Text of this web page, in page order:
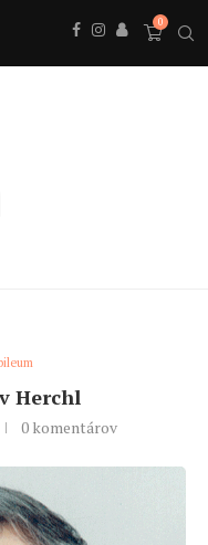
0
Herchl
0 komentárov